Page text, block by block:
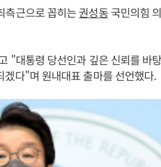
측근으로 꼽히는권성동국민의힘
"대통령 당선인과 깊은 신뢰를 바
다"며 원내대표 출마를 선언했다.